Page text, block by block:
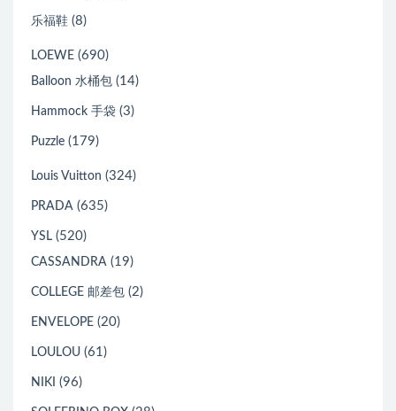
乐福鞋 (8)
LOEWE (690)
Balloon 水桶包 (14)
Hammock 手袋 (3)
Puzzle (179)
Louis Vuitton (324)
PRADA (635)
YSL (520)
CASSANDRA (19)
COLLEGE 邮差包 (2)
ENVELOPE (20)
LOULOU (61)
NIKI (96)